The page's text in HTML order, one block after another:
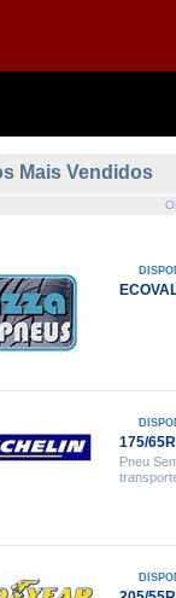
Mais Vendidos
175/
Pneu